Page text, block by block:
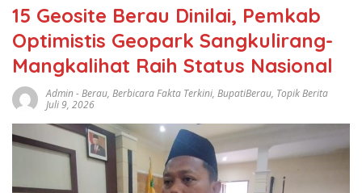
15 Geosite Berau Dinilai, Pemkab
Optimistis Geopark Sangkulirang-
Mangkalihat Raih Status Nasional
Admin-Berau, Berbicara Fakta Terkini, BupatiBerau, Topik Berita
Juli 9, 2026